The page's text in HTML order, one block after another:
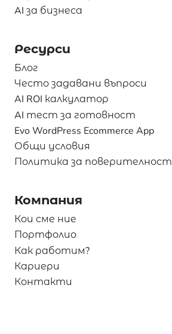
AI за бизнеса
Ресурси
Блог
Често задавани въпроси
AI ROI калкулатор
AI тест за готовност
Evo WordPress Ecommerce App
Общи условия
Политика за поверителност
Компания
Кои сме ние
Портфолио
Как работим?
Кариери
Контакти